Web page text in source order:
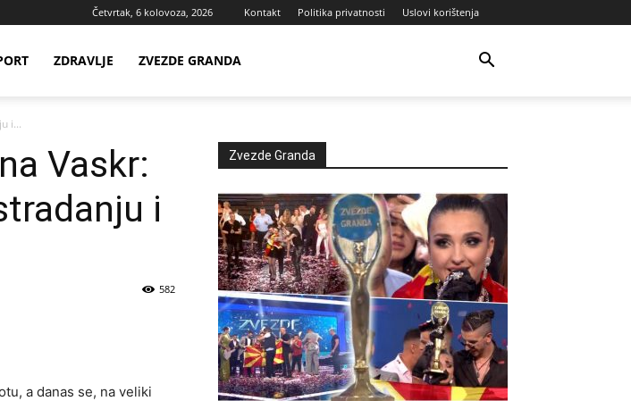
Četvrtak, 6 kolovoza, 2026 Kontakt Politika privatnosti Uslovi korištenja
ZDRAVLJE ZVEZDE GRANDA
i...
Vaskr:
i
582
a danas se, na veliki
Zvezde Granda